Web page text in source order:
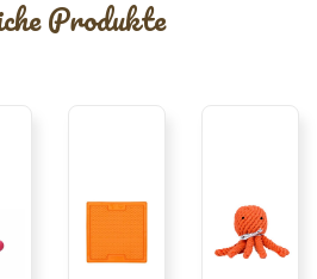
Produkte